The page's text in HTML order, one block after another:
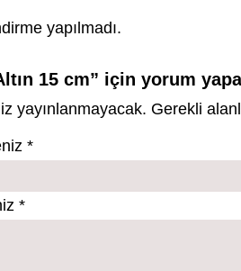
yapılmadı.
15 cm” için yorum
yayınlanmayacak. Gerekli
*
*